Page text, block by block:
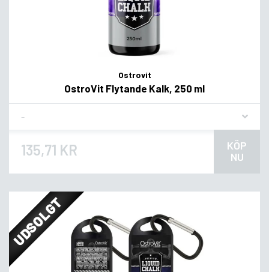
Ostrovit
OstroVit Flytande Kalk, 250 ml
135,71 KR
KÖP
NU
UDSOLGT